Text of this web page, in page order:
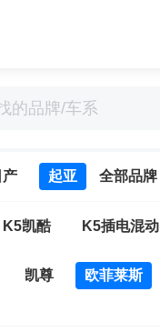
产 起亚 全部品牌
K5凯酷 K5插电混动
凯尊 欧菲莱斯